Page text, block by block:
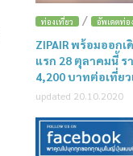
ท่องเที่ยว / อัพเดตท่อ
ZIPAIR พร้อมออก
แรก 28 ตุลาคมนี้ ร
4,200 บาทต่อเที่ย
updated 20.10.2020